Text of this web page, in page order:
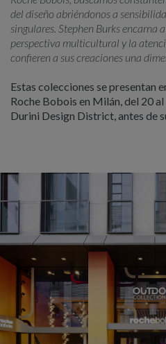
del diseño abriéndonos a
singulares. Stephen Burks encarna
perspectiva multicultural y la
confieren a sus creaciones una
Estas colecciones se presentan
Roche Bobois en Milán, del 20
Durini Design District, antes de